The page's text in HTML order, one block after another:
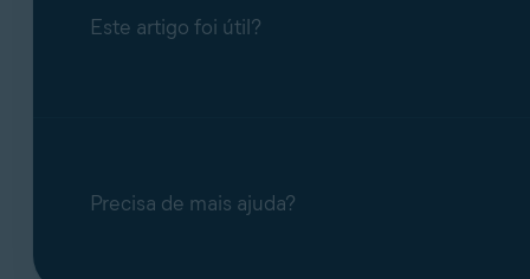
Este artigo foi útil?
Precisa de mais ajuda?